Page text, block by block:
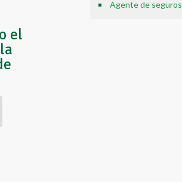
el
Agente de seguros